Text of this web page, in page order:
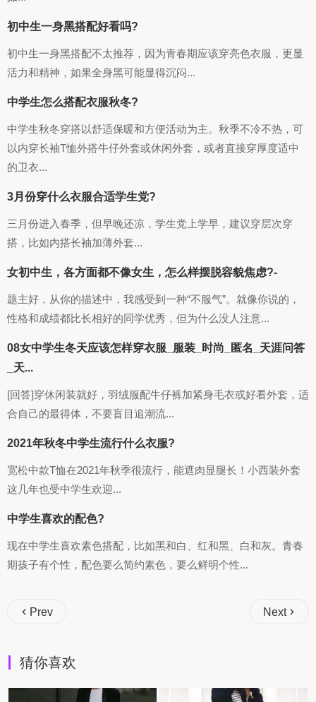
初中生一身黑搭配好看吗?
初中生一身黑搭配不太推荐，因为青春期应该穿亮色衣服，更显
活力和精神，如果全身黑可能显得沉闷...
中学生怎么搭配衣服秋冬?
中学生秋冬穿搭以舒适保暖和方便活动为主。秋季不冷不热，可
以内穿长袖T恤外搭牛仔外套或休闲外套，或者直接穿厚度适中
的卫衣...
3月份穿什么衣服合适学生党?
三月份进入春季，但早晚还凉，学生党上学早，建议穿层次穿
搭，比如内搭长袖加薄外套...
女初中生，各方面都不像女生，怎么样摆脱容貌焦虑?-
题主好，从你的描述中，我感受到一种“不服气”。就像你说的，
性格和成绩都比长相好的同学优秀，但为什么没人注意...
08女中学生冬天应该怎样穿衣服_服装_时尚_匿名_天涯问答
_天...
[回答]穿休闲装就好，羽绒服配牛仔裤加紧身毛衣或好看外套，适
合自己的最得体，不要盲目追潮流...
2021年秋冬中学生流行什么衣服?
宽松中款T恤在2021年秋季很流行，能遮肉显腿长！小西装外套
这几年也受中学生欢迎...
中学生喜欢的配色?
现在中学生喜欢素色搭配，比如黑和白、红和黑、白和灰。青春
期孩子有个性，配色要么简约素色，要么鲜明个性...
Prev Next
猜你喜欢